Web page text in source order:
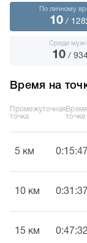
По личному
10/
Среди
10/
Время на
Промежуточная
точка
точке
5 км 0:15:47
10 км 0:31:37
15 км 0:47:32